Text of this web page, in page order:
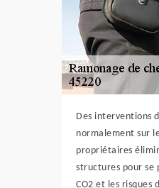
Des interventions
normalement sur
propriétaires
structures pour se
CO2 et les risques